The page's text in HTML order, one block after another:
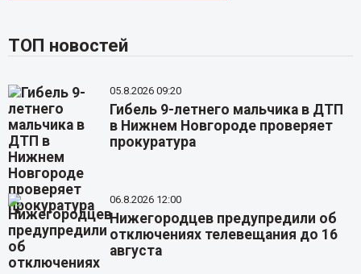
ТОП новостей
05.8.2026 09:20
Гибель 9-летнего мальчика в ДТП
в Нижнем Новгороде проверяет
прокуратура
06.8.2026 12:00
Нижегородцев предупредили об
отключениях телевещания до 16
августа